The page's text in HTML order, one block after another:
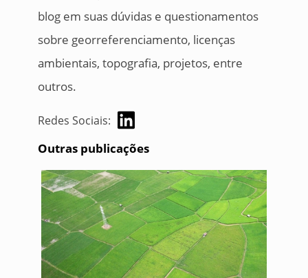
blog em suas dúvidas e questionamentos
sobre georreferenciamento, licenças
ambientais, topografia, projetos, entre
outros.
Redes Sociais:
Outras publicações